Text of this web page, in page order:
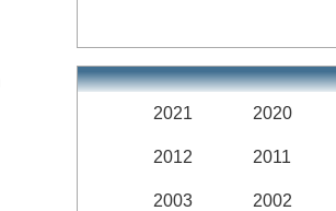
2021 2020
2012 2011
2003 2002